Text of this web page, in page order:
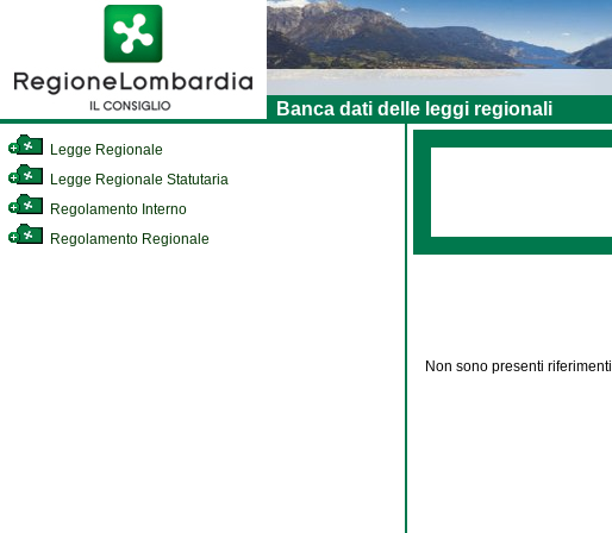
Banca dati delle leggi regionali
Legge Regionale
Legge Regionale Statutaria
Regolamento Interno
Regolamento Regionale
Non sono presenti riferimenti